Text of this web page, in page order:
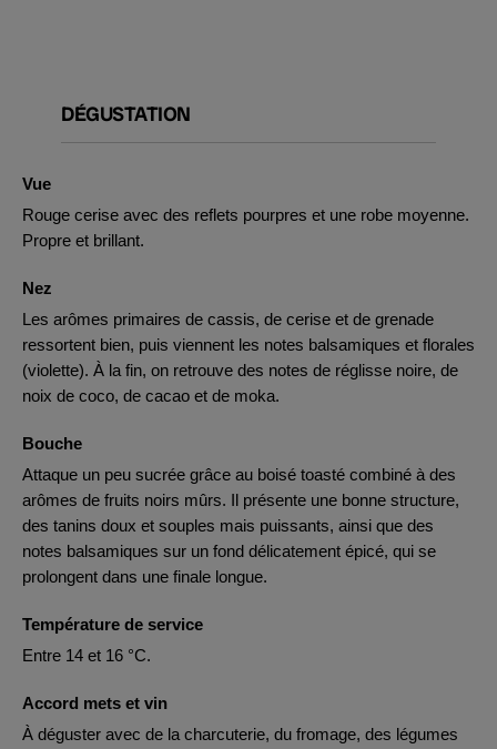
DÉGUSTATION
Vue
Rouge cerise avec des reflets pourpres et une robe moyenne.
Propre et brillant.
Nez
Les arômes primaires de cassis, de cerise et de grenade
ressortent bien, puis viennent les notes balsamiques et florales
(violette). À la fin, on retrouve des notes de réglisse noire, de
noix de coco, de cacao et de moka.
Bouche
Attaque un peu sucrée grâce au boisé toasté combiné à des
arômes de fruits noirs mûrs. Il présente une bonne structure,
des tanins doux et souples mais puissants, ainsi que des
notes balsamiques sur un fond délicatement épicé, qui se
prolongent dans une finale longue.
Température de service
Entre 14 et 16 °C.
Accord mets et vin
À déguster avec de la charcuterie, du fromage, des légumes